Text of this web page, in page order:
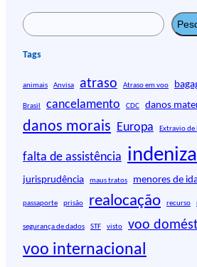
P
e
s
u
i
a
r
Tags
animais Anvisa atraso Atraso em voo
Brasil cancelamento CDC danos
danos morais Europa Extravio de
falta de assistência
jurisprudência maus tratos menores de
passaporte prisão realocação recurso
segurança de dados STF visto voo
voo internacional